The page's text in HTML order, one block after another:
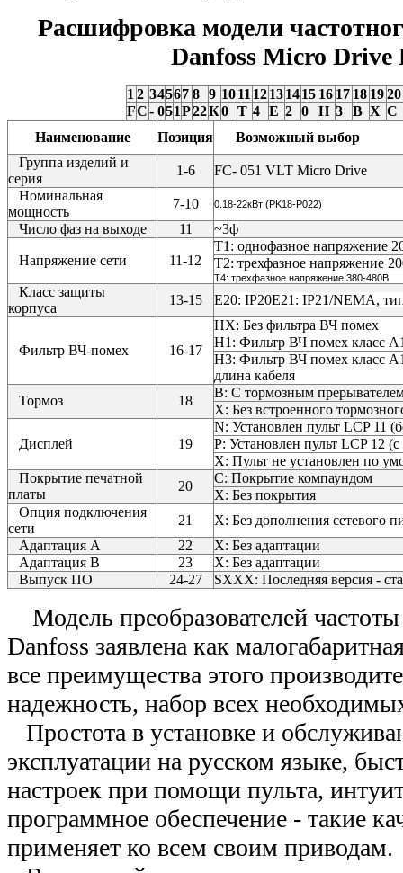
Расшифровка модели
Danfoss Micro Drive
1 2 34567 8 9 10 11 12 13 14 15 16 17 18 19 20
FC- 051P22К0 T 4 E 2 0 H 3 B X C
Наименование
Позиция Возможный выбор
Группа изделий и
серия
1-6
FC- 051 VLT Micro Drive
Номинальная
мощность
7-10 0.18-22кВт (PK18-P022)
Число фаз на выходе 11 ~3ф
Напряжение сети 11-12
Т1: однофазное напряжение
Т2: трехфазное напряжение
Т4: трехфазное напряжение 380-480В
Класс защиты
корпуса
13-15 E20: IP20E21: IP21/NEMA,
Фильтр ВЧ-помех 16-17
HХ: Без фильтра ВЧ помех
H1: Фильтр ВЧ помех класс
H3: Фильтр ВЧ помех класс
длина кабеля
Тормоз
18
B: С тормозным
X: Без встроенного
Дисплей 19
N: Установлен пульт LCP 11
P: Установлен пульт LCP 12
Х: Пульт не установлен по
Покрытие печатной
платы
20
С: Покрытие компаундом
Х: Без покрытия
Опция подключения
сети
21
Х: Без дополнения сетевого
Адаптация A
22
X: Без адаптации
Адаптация B
23
X: Без адаптации
Выпуск ПО
24-27 SXXX: Последняя версия -
Модель преобразователей
Danfoss заявлена как
все преимущества этого
надежность, набор всех
Простота в установке и
эксплуатации на русском языке,
настроек при помощи пульта,
программное обеспечение - такие
применяет ко всем своим приводам.